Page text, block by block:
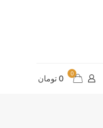
0 0 تومان